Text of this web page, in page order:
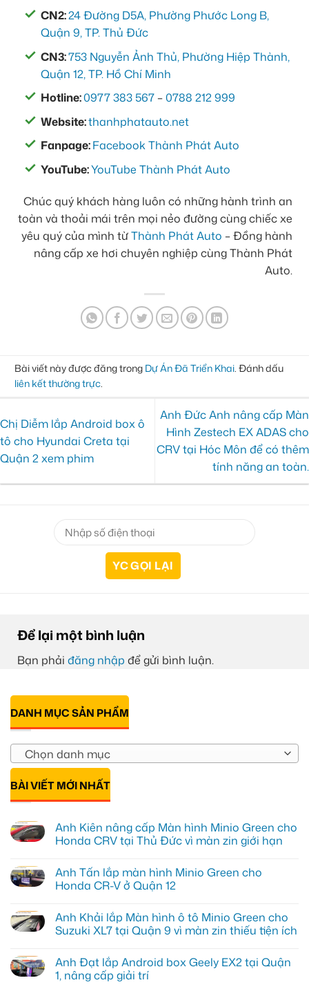
CN2:24 Đường D5A, Phường Phước Long B,
Quận 9, TP. Thủ Đức
CN3:753 Nguyễn Ảnh Thủ, Phường Hiệp Thành,
Quận 12, TP. Hồ Chí Minh
Hotline:0977 383 567 –0788 212 999
Website:thanhphatauto.net
Fanpage:Facebook Thành Phát Auto
YouTube:YouTube Thành Phát Auto
Chúc quý khách hàng luôn có những hành trình an
toàn và thoải mái trên mọi nẻo đường cùng chiếc xe
yêu quý của mình từThành Phát Auto – Đồng hành
nâng cấp xe hơi chuyên nghiệp cùng Thành Phát
Auto.
Bài viết này được đăng trong Dự Án Đã Triển Khai . Đánh dấu
liên kết thường trực
Chị Diễm lắp Android box ô
tô cho Hyundai Creta tại
Quận 2 xem phim
Anh Đức Anh nâng cấp Màn
Hình Zestech EX ADAS cho
CRV tại Hóc Môn để có thêm
tính năng an toàn.
Để lại một bình luận
Bạn phải đăng nhập để gửi bình luận.
DANH MỤC SẢN PHẨM
Chọn danh mục
BÀI VIẾT MỚI NHẤT
Anh Kiên nâng cấp Màn hình Minio Green cho
Honda CRV tại Thủ Đức vì màn zin giới hạn
bình
luận
ở
nâng
cấp
Màn
Green
cho
Honda
Anh Tấn lắp màn hình Minio Green cho
Honda CR-V ở Quận 12
bình
luận
ở
lắp
màn
hình
Anh Khải lắp Màn hình ô tô Minio Green cho
Suzuki XL7 tại Quận 9 vì màn zin thiếu tiện ích
bình
luận
ở
Anh Đạt lắp Android box Geely EX2 tại Quận
1, nâng cấp giải trí